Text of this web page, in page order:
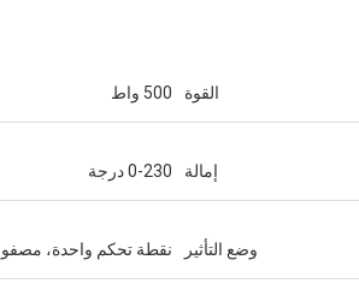
القوة 500 واط
إمالة 0-230 درجة
وضع التأثير نقطة تحكم واحدة،